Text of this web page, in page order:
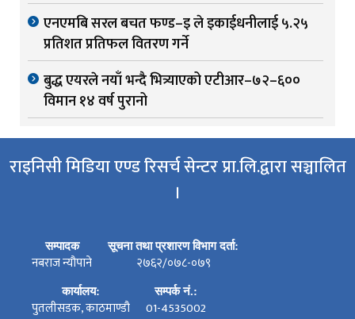
एनएमबि सरल बचत फण्ड–इ ले इकाईधनीलाई ५.२५
प्रतिशत प्रतिफल वितरण गर्ने
बुद्ध एयरले नयाँ भन्दै भित्र्याएको एटीआर–७२–६००
विमान १४ वर्ष पुरानो
राइनिसी मिडिया एण्ड रिसर्च सेन्टर प्रा.लि.द्वारा सञ्चालित
।
सम्पादक
नबराज न्यौपाने
सूचना तथा प्रशारण विभाग दर्ता:
२७६२/०७८-०७९
कार्यालय:
पुतलीसडक, काठमाण्डौ
सम्पर्क नं.:
01-4535002